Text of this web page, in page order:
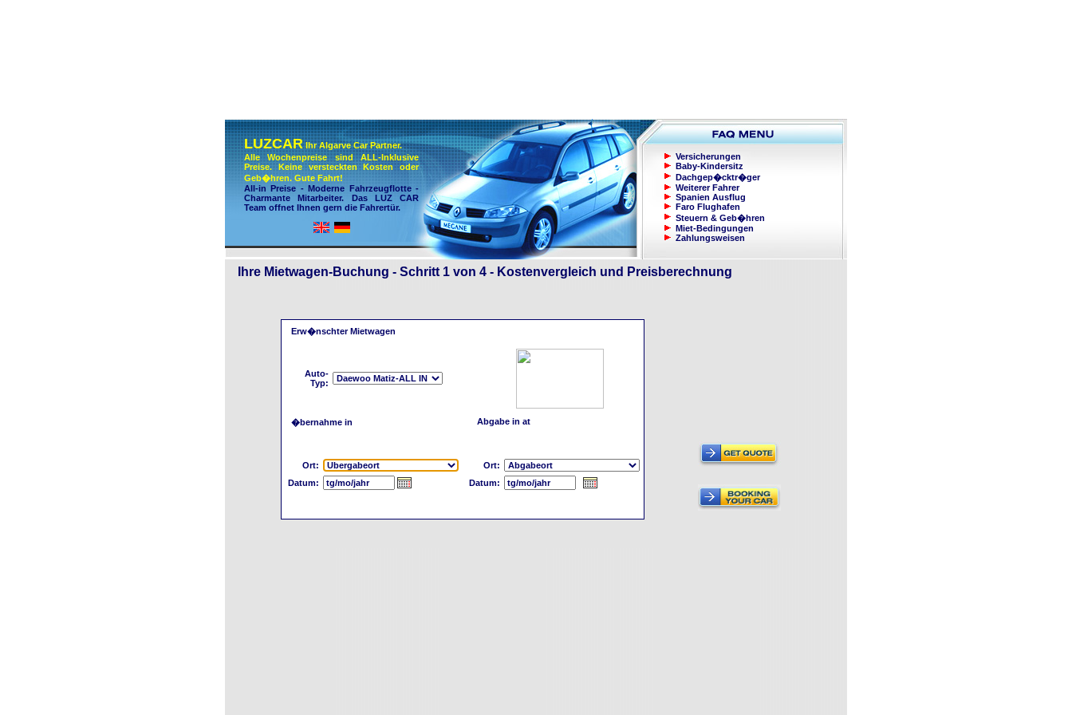
LUZCAR Ihr Algarve Car Partner.
Alle Wochenpreise sind ALL-Inklusive
Preise. Keine versteckten Kosten oder
Geb�hren. Gute Fahrt!
All-in Preise - Moderne Fahrzeugflotte -
Charmante Mitarbeiter. Das LUZ CAR
Team offnet Ihnen gern die Fahrertür.
Versicherungen
Baby-Kindersitz
Dachgep�cktr�ger
Weiterer Fahrer
Spanien Ausflug
Faro Flughafen
Steuern & Geb�hren
Miet-Bedingungen
Zahlungsweisen
Ihre Mietwagen-Buchung - Schritt 1 von 4 - Kostenvergleich und Preisberechnung
Erw�nschter Mietwagen
Auto-
Typ:
�bernahme in Abgabe in at
Ort:
Datum:
Ort:
Datum: